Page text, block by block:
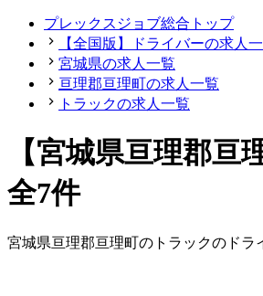
プレックスジョブ総合トップ
【全国版】ドライバーの求人
宮城県の求人一覧
亘理郡亘理町の求人一覧
トラックの求人一覧
【宮城県亘理郡
全7件
宮城県亘理郡亘理町の トラックの ドラ